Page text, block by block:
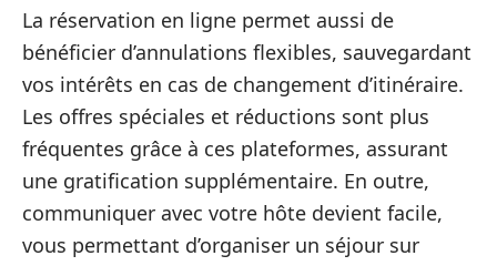
La réservation en ligne permet aussi de
bénéficier d’annulations flexibles, sauvegardant
vos intérêts en cas de changement d’itinéraire.
Les offres spéciales et réductions sont plus
fréquentes grâce à ces plateformes, assurant
une gratification supplémentaire. En outre,
communiquer avec votre hôte devient facile,
vous permettant d’organiser un séjour sur